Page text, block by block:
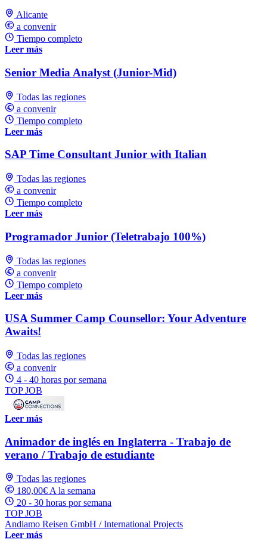
Alicante
a convenir
Tiempo completo
Leer más
Senior Media Analyst (Junior-Mid)
Todas las regiones
a convenir
Tiempo completo
Leer más
SAP Time Consultant Junior with Italian
Todas las regiones
a convenir
Tiempo completo
Leer más
Programador Junior (Teletrabajo 100%)
Todas las regiones
a convenir
Tiempo completo
Leer más
USA Summer Camp Counsellor: Your Adventure
Awaits!
Todas las regiones
a convenir
4 - 40 horas por semana
TOP JOB
Leer más
Animador de inglés en Inglaterra - Trabajo de
verano / Trabajo de estudiante
Todas las regiones
180,00€ A la semana
20 - 30 horas por semana
TOP JOB
Andiamo Reisen GmbH / International Projects
Leer más